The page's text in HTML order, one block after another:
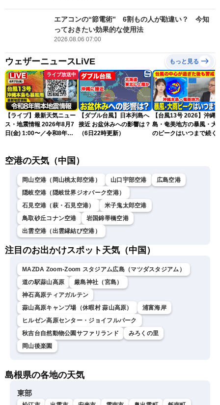
エアコンの“節電術” 6割もの人が勘違い？ 今知
っておきたい効果的な使用法
2026.08.06 07:00
ウェザーニュースLiVE もっと見る
ライブ放送中
【ライブ】最新天気ニュー
ス・地震情報 2026年8月7
日(金) 1:00〜／令和8年熊
スLiVE〉
【ダブル台風】日本列島へ
接近 お盆休みへの影響は？
（6日22時更新）
【台風13号 2026】沖縄
島・奄美地方の暴風・大
のピークはいつまで続く
空港の天気（中国）
岡山空港（岡山桃太郎空港） 山口宇部空港
広島空港
隠岐空港（隠岐世界ジオパーク空港）
石見空港（萩・石見空港）
米子鬼太郎空港
鳥取砂丘コナン空港
岩国錦帯橋空港
出雲空港（出雲縁結び空港）
注目のお出かけスポット天気（中国）
MAZDA Zoom-Zoom スタジアム広島（マツダスタジアム）
道の駅蒜山高原
厳島神社（宮島）
神石高原ティアガルテン
蒜山高原キャンプ場（休暇村 蒜山高原）
浦富海岸
ヒルゼン高原センター・ジョイフルパーク
秋吉台自然動物公園サファリランド
みろくの里
岡山後楽園
島根県の各地の天気
東部